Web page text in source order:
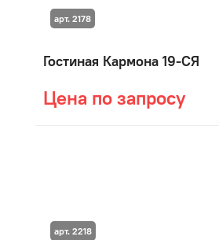
Гостиная Кармона 19-СЯ
Цена по запросу
арт. 2178
арт. 2218